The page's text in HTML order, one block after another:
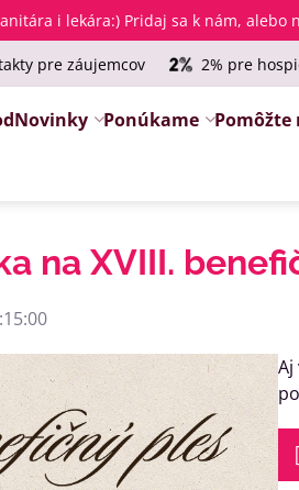
i lekára:) Pridaj sa k nám,
pre záujemcov 2% pre
Novinky Ponúkame Pomôžte
na XVIII.
Aj